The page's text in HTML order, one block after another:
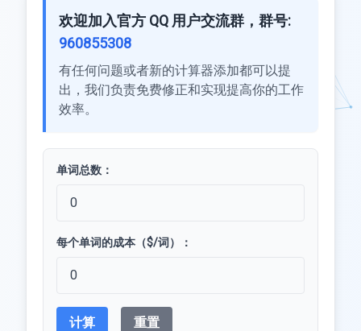
欢迎加入官方 QQ 用户交流群，群号:
960855308
有任何问题或者新的计算器添加都可以提
出，我们负责免费修正和实现提高你的工作
效率。
单词总数：
每个单词的成本（$/词）：
计算 重置